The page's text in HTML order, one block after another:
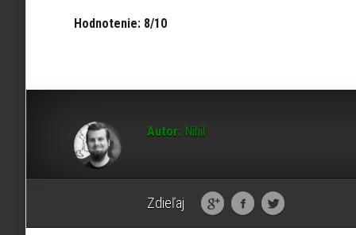
Hodnotenie: 8/10
Autor: Nihil
Zdieľaj